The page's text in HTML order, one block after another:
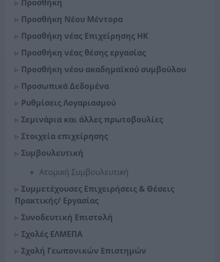
Προσθήκη
Προσθήκη Νέου Μέντορα
Προσθήκη νέας Επιχείρησης ΗΚ
Προσθήκη νέας θέσης εργασίας
Προσθήκη νέου ακαδημαϊκού συμβούλου
Προσωπικά Δεδομένα
Ρυθμίσεις Λογαριασμού
Σεμινάρια και άλλες πρωτοβουλίες
Στοιχεία επιχείρησης
Συμβουλευτική
Ατομική Συμβουλευτική
Συμμετέχουσες Επιχειρήσεις & Θέσεις
Πρακτικής/ Εργασίας
Συνοδευτική Επιστολή
Σχολές ΕΛΜΕΠΑ
Σχολή Γεωπονικών Επιστημών